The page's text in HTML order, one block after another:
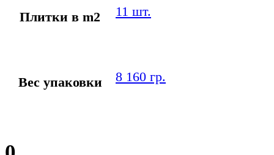
Плитки в m2 11 шт.
Вес упаковки 8 160 гр.